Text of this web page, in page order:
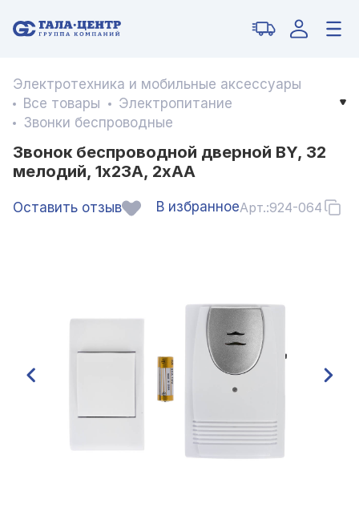
Электротехника и мобильные аксессуары
Все товары
Электропитание
Звонки беспроводные
Звонок беспроводной дверной BY, 32
мелодий, 1x23A, 2xAA
Оставить отзыв В избранноеАрт.:924-064